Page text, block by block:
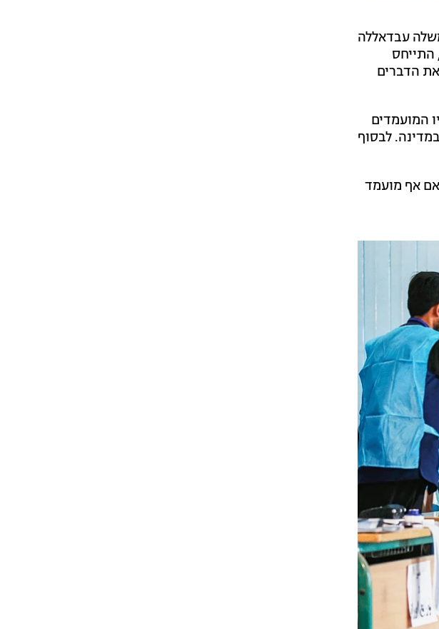
עבדאללה
התייחס
הדברים
המועמדים
במדינה. לבסוף
אף מועמד